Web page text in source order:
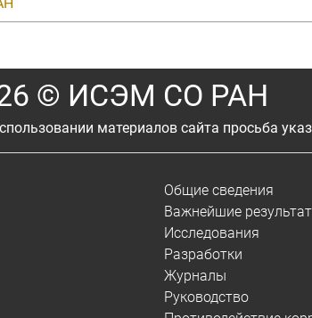
© ИСЭМ СО РАН
материалов сайта просьба
Общие сведения
Важнейшие
Исследования
Разработки
Журналы
Руководство